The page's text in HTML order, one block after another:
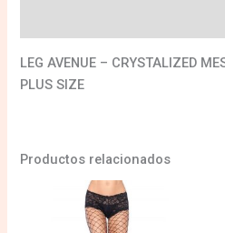
LEG AVENUE – CRYSTALIZED
PLUS SIZE
Productos relacionados